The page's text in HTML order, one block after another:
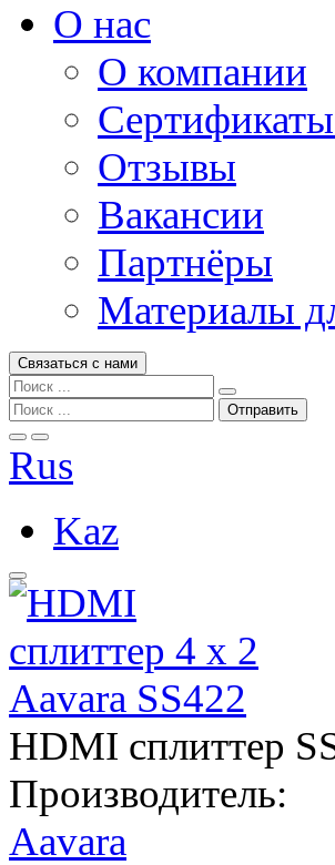
О нас
О компании
Отзывы
Вакансии
Партнёры
Материалы
Связаться с нами
Rus
Kaz
HDMI сплиттер
Производитель:
Aavara